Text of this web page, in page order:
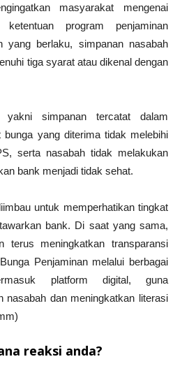
masyarakat mengenai
ketentuan program penjaminan
yang berlaku, simpanan nasabah
tiga syarat atau dikenal dengan
simpanan tercatat dalam
bunga yang diterima tidak melebihi
serta nasabah tidak melakukan
bank menjadi tidak sehat.
untuk memperhatikan tingkat
bank. Di saat yang sama,
terus meningkatkan transparansi
Penjaminan melalui berbagai
platform digital, guna
nasabah dan meningkatkan literasi
reaksi anda?